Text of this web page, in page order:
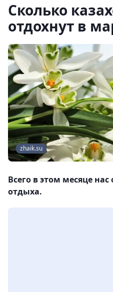
Сколько
отдохнут в
zhaik.su
Всего в этом месяце
отдыха.